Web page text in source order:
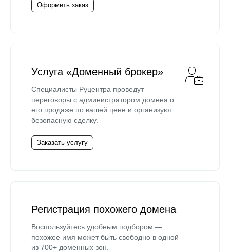
Оформить заказ
Услуга «Доменный брокер»
Специалисты Руцентра проведут
переговоры с администратором домена о
его продаже по вашей цене и организуют
безопасную сделку.
Заказать услугу
Регистрация похожего домена
Воспользуйтесь удобным подбором —
похожее имя может быть свободно в одной
из 700+ доменных зон.